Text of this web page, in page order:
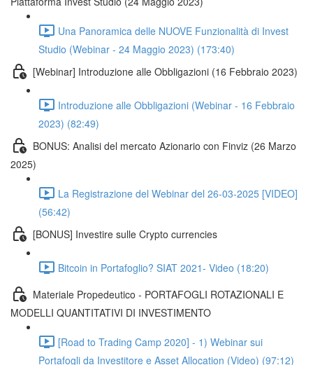
Una Panoramica delle NUOVE Funzionalità di Invest
Studio (Webinar - 24 Maggio 2023) (173:40)
[Webinar] Introduzione alle Obbligazioni (16 Febbraio 2023)
Introduzione alle Obbligazioni (Webinar - 16 Febbraio
2023) (82:49)
BONUS: Analisi del mercato Azionario con Finviz (26 Marzo
2025)
La Registrazione del Webinar del 26-03-2025 [VIDEO]
(56:42)
[BONUS] Investire sulle Crypto currencies
Bitcoin in Portafoglio? SIAT 2021- Video (18:20)
Materiale Propedeutico - PORTAFOGLI ROTAZIONALI E
MODELLI QUANTITATIVI DI INVESTIMENTO
[Road to Trading Camp 2020] - 1) Webinar sui
Portafogli da Investitore e Asset Allocation (Video) (97:12)